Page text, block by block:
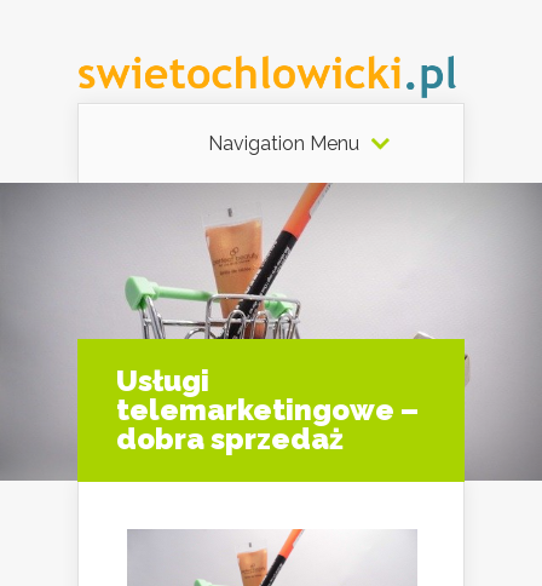
Navigation Menu
Usługi
telemarketingowe –
dobra sprzedaż